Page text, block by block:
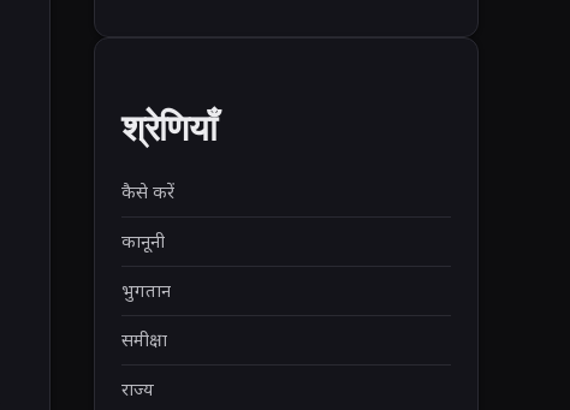
श्रेणियाँ
कैसे करें
कानूनी
भुगतान
समीक्षा
राज्य